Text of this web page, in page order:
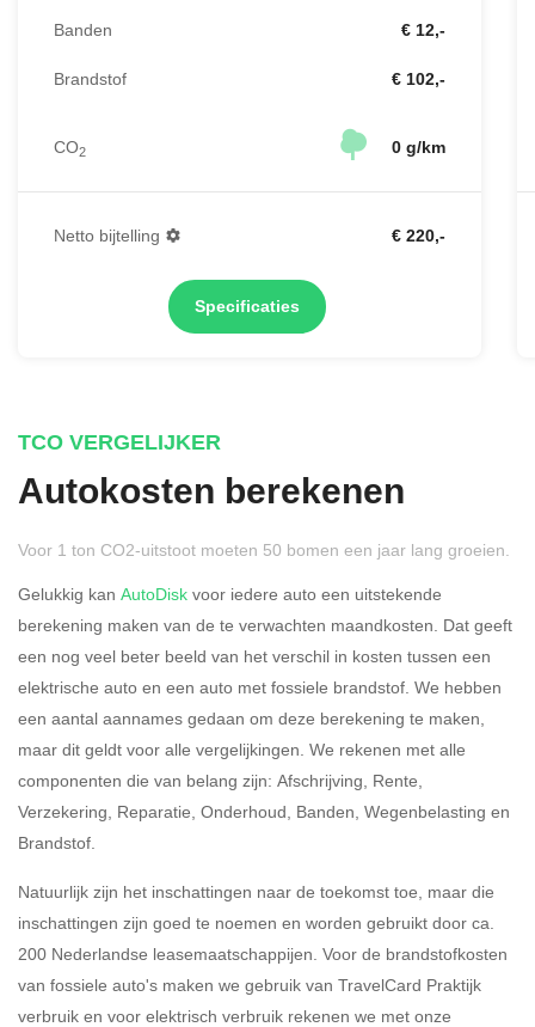
Banden € 12,-
Brandstof € 102,-
CO2 0 g/km
Netto bijtelling € 220,-
Specificaties
Rijdt u meer dan 500
kilometer privé?
Ja Nee
Belastingspercentage
37,07% (Belastbaar tot €
69.399,- )
Eigen bijdrage
TCO VERGELIJKER
Autokosten berekenen
Voor 1 ton CO2-uitstoot moeten 50 bomen een jaar lang groeien.
Gelukkig kan AutoDisk voor iedere auto een uitstekende
berekening maken van de te verwachten maandkosten. Dat geeft
een nog veel beter beeld van het verschil in kosten tussen een
elektrische auto en een auto met fossiele brandstof. We hebben
een aantal aannames gedaan om deze berekening te maken,
maar dit geldt voor alle vergelijkingen. We rekenen met alle
componenten die van belang zijn: Afschrijving, Rente,
Verzekering, Reparatie, Onderhoud, Banden, Wegenbelasting en
Brandstof.
Natuurlijk zijn het inschattingen naar de toekomst toe, maar die
inschattingen zijn goed te noemen en worden gebruikt door ca.
200 Nederlandse leasemaatschappijen. Voor de brandstofkosten
van fossiele auto's maken we gebruik van TravelCard Praktijk
verbruik en voor elektrisch verbruik rekenen we met onze